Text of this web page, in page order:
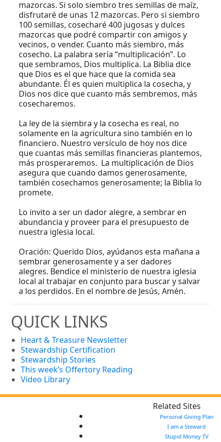
mazorcas. Si solo siembro tres semillas de maíz,
disfrutaré de unas 12 mazorcas. Pero si siembro
100 semillas, cosecharé 400 jugosas y dulces
mazorcas que podré compartir con amigos y
vecinos, o vender. Cuanto más siembro, más
cosecho. La palabra sería “multiplicación”. Lo
que sembramos, Dios multiplica. La Biblia dice
que Dios es el que hace que la comida sea
abundante. Él es quien multiplica la cosecha, y
Dios nos dice que cuanto más sembremos, más
cosecharemos.
La ley de la siembra y la cosecha es real, no
solamente en la agricultura sino también en lo
financiero. Nuestro versículo de hoy nos dice
que cuantas más semillas financieras plantemos,
más prosperaremos. La multiplicación de Dios
asegura que cuando damos generosamente,
también cosechamos generosamente; la Biblia lo
promete.
Lo invito a ser un dador alegre, a sembrar en
abundancia y proveer para el presupuesto de
nuestra iglesia local.
Oración: Querido Dios, ayúdanos esta mañana a
sembrar generosamente y a ser dadores
alegres. Bendice el ministerio de nuestra iglesia
local al trabajar en conjunto para buscar y salvar
a los perdidos. En el nombre de Jesús, Amén.
QUICK LINKS
Heart & Treasure Newsletter
Stewardship Certification
Stewardship Stories
This week’s Offertory Reading
Video Library
Related Sites
Personal Giving Plan
I am a Steward
Stupid Money TV